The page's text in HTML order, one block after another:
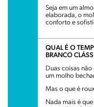
Seja em um
elaborada, o
conforto e
QUAL É O
BRANCO
Duas coisas
um molho
Mas o que é
Nada mais é que